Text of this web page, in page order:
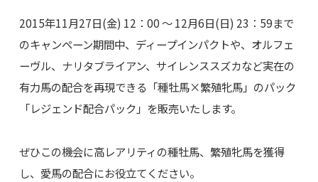
2015年11月27日(金) 12：00 ～ 12月6日(日) 23：59まで
のキャンペーン期間中、ディープインパクトや、オルフェ
ーヴル、ナリタブライアン、サイレンススズカなど実在の
有力馬の配合を再現できる「種牡馬×繁殖牝馬」のパック
「レジェンド配合パック」を販売いたします。
ぜひこの機会に高レアリティの種牡馬、繁殖牝馬を獲得
し、愛馬の配合にお役立てください。